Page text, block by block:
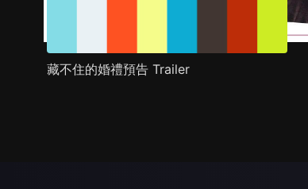
藏不住的婚禮預告 Trailer